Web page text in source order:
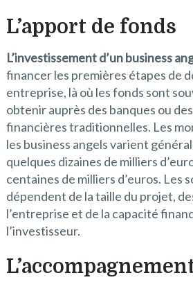
L’apport de fonds
L’investissement d’un business
financer les premières étapes de
entreprise, là où les fonds sont
obtenir auprès des banques ou
financières traditionnelles. Les
les business angels varient
quelques dizaines de milliers
centaines de milliers d’euros. Les
dépendent de la taille du projet,
l’entreprise et de la capacité
l’investisseur.